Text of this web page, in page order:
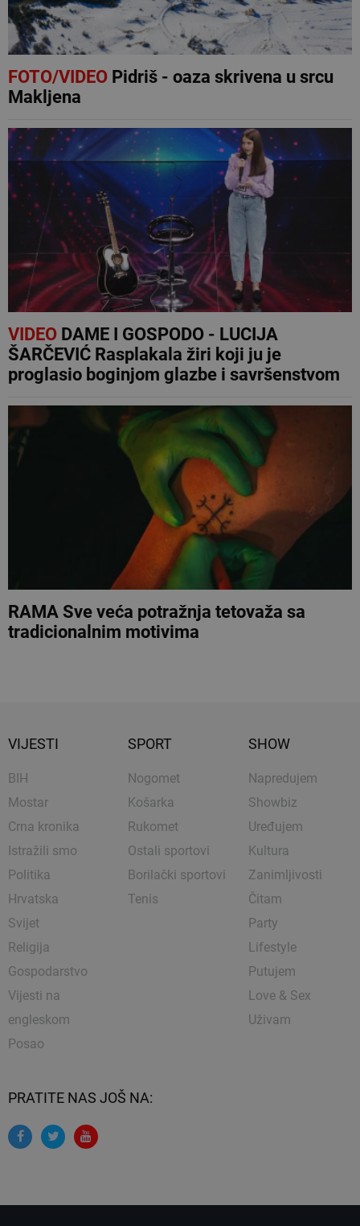
FOTO/VIDEOPidriš - oaza skrivena u srcu
Makljena
VIDEODAME I GOSPODO - LUCIJA
ŠARČEVIĆ Rasplakala žiri koji ju je
proglasio boginjom glazbe i savršenstvom
RAMA Sve veća potražnja tetovaža sa
tradicionalnim motivima
VIJESTI
BIH
Mostar
Crna kronika
Istražili smo
Politika
Hrvatska
Svijet
Religija
Gospodarstvo
Vijesti na
engleskom
Posao
SPORT
Nogomet
Košarka
Rukomet
Ostali sportovi
Borilački sportovi
Tenis
SHOW
Napredujem
Showbiz
Uređujem
Kultura
Zanimljivosti
Čitam
Party
Lifestyle
Putujem
Love & Sex
Uživam
PRATITE NAS JOŠ NA: